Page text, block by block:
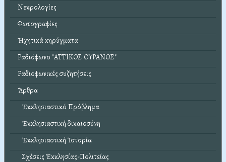
Νεκρολογίες
Φωτογραφίες
Ἠχητικά κηρύγματα
Ραδιόφωνο "ΑΤΤΙΚΟΣ ΟΥΡΑΝΟΣ"
Ραδιοφωνικές συζητήσεις
Ἄρθρα
Ἐκκλησιαστικό Πρόβλημα
Ἐκκλησιαστική δικαιοσύνη
Ἐκκλησιαστική Ἱστορία
Σχέσεις Ἐκκλησίας-Πολιτείας